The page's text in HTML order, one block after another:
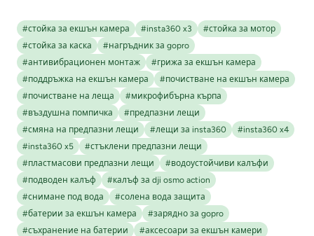
#стойка за екшън камера #insta360 x3
#стойка за мотор
#стойка за каска
#нагръдник за gopro
#антивибрационен монтаж
#грижа за екшън камера
#поддръжка на екшън камера
#почистване на екшън камера
#почистване на леща
#микрофибърна кърпа
#въздушна помпичка
#предпазни лещи
#смяна на предпазни лещи
#лещи за insta360
#insta360 x4
#insta360 x5
#стъклени предпазни лещи
#пластмасови предпазни лещи
#водоустойчиви калъфи
#подводен калъф
#калъф за dji osmo action
#снимане под вода
#солена вода защита
#батерии за екшън камера
#зарядно за gopro
#съхранение на батерии
#аксесоари за екшън камери